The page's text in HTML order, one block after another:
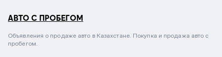
АВТО С ПРОБЕГОМ
Объявления о продаже авто в Казахстане. Покупка и продажа авто с
пробегом.